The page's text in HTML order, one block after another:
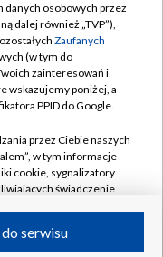
w likwidacji
danych osobowych przez
dalej również „TVP”),
Zaufanych
(w tym do
zainteresowań i
wskazujemy poniżej, a
PPID do Google.
przez Ciebie naszych
w tym informacje
cookie, sygnalizatory
świadczenie
serwisu